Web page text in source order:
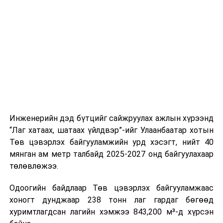
өдөр тутмын ажлын бэлэн байдлыг хангах зэрэг
практик ур чадварыг сургалтын хөтөлбөрт тусгажээ.
Сургалтыг танилцуулах лекц, асуулт-хариулт,
жишээнд суурилсан сургалт, багаар ажиллах дасгал,
танилцах, онцгой нөхцөлд ажиллах дадлага зэрэг
онол, практик хосолсон хэлбэрээр зохион байгуулж
байна.
Инженерийн дэд бүтцийг сайжруулах ажлын хүрээнд
“Лаг хатаах, шатаах үйлдвэр”-ийг Улаанбаатар хотын
Төв цэвэрлэх байгууламжийн урд хэсэгт, нийт 40
мянган ам метр талбайд 2025-2027 онд байгуулахаар
төлөвлөжээ.
Одоогийн байдлаар Төв цэвэрлэх байгууламжаас
хоногт дунджаар 238 тонн лаг гардаг бөгөөд
хуримтлагдсан лагийн хэмжээ 843,200 м³-д хүрсэн